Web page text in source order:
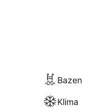
Bazen
Klima